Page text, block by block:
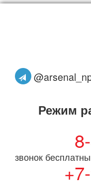
Режим
звонок